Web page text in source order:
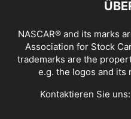
NASCAR® and its marks
Association for Stock
trademarks are the
e.g. the logos and its
Kontaktieren Sie uns: